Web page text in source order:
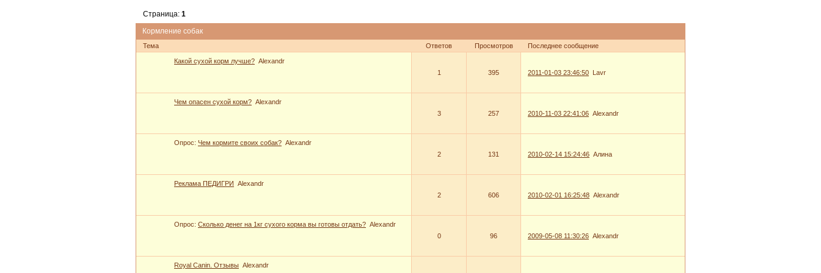
Кормление собак
Страница:1
Тема Ответов Просмотров Последнее сообщение
Какой сухой корм лучше? Alexandr
1
395 2011-01-03 23:46:50 Lavr
Чем опасен сухой корм? Alexandr
3
257 2010-11-03 22:41:06 Alexandr
Опрос: Чем кормите своих собак? Alexandr
2
131 2010-02-14 15:24:46 Алина
Реклама ПЕДИГРИ
Alexandr
2
606 2010-02-01 16:25:48 Alexandr
Опрос: Сколько денег на 1кг сухого корма вы готовы отдать? Alexandr
0
96 2009-05-08 11:30:26 Alexandr
Royal Canin. Отзывы Alexandr